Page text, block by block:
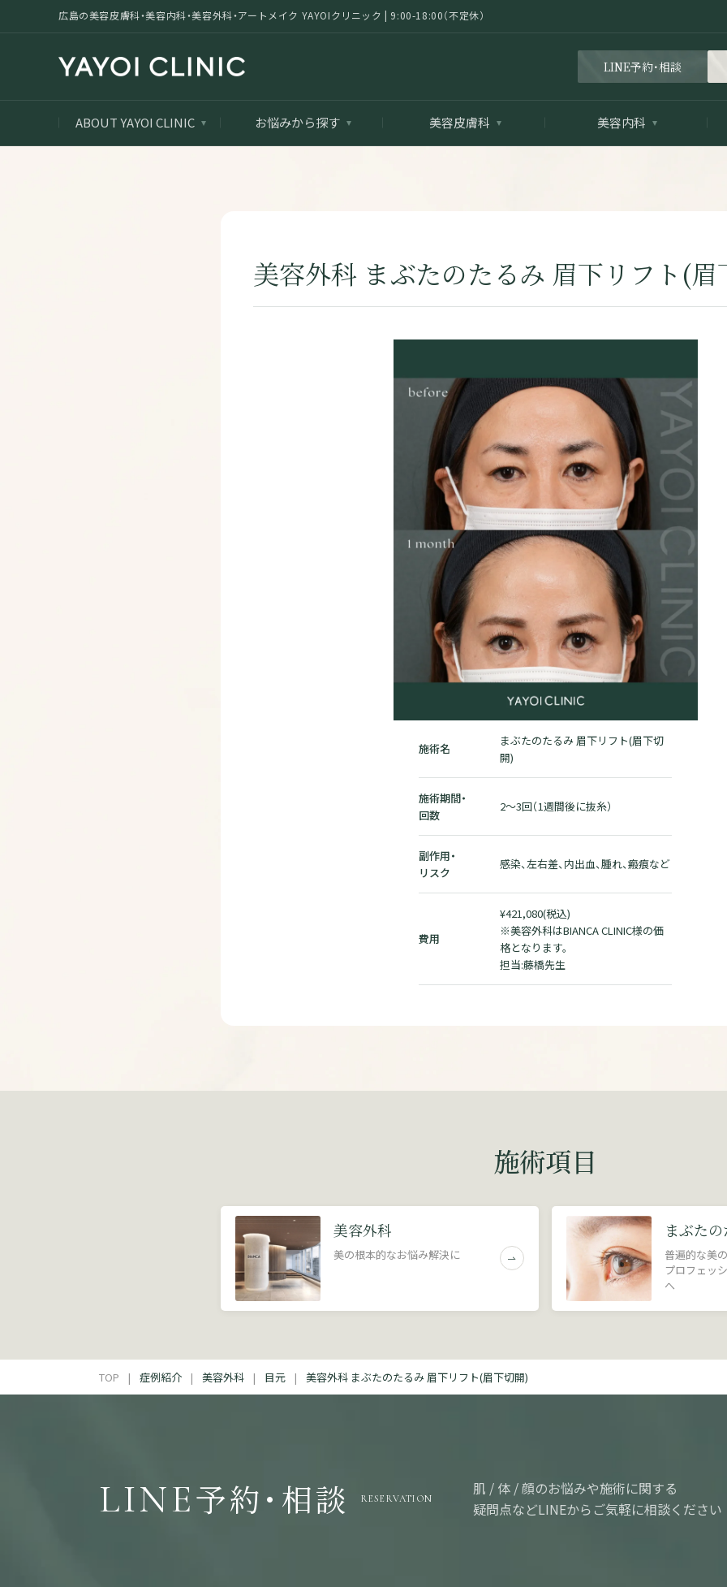
広島の美容皮膚科・美容内科・美容外科・アートメイク YAYOIクリニック | 9:00-18:00（不定休）
LINE予約・相談
ABOUT YAYOI CLINIC お悩みから探す 美容皮膚科 美容内科
美容外科 まぶたのたるみ 眉下リフト(
施術名
まぶたのたるみ 眉下リフト(眉下切
開)
施術期間・
回数
2～3回（1週間後に抜糸）
副作用・
リスク
感染、左右差、内出血、腫れ、瘢痕など
費用
¥421,080(税込)
※美容外科はBIANCA CLINIC様の価
格となります。
担当:藤橋先生
施術項目
美容外科
美の根本的なお悩み解決に
まぶた
普遍的な美
プロフェッ
へ
TOP 症例紹介 美容外科 目元 美容外科 まぶたのたるみ 眉下リフト(眉下切開)
LINE予約・相談 RESERVATION
肌 / 体 / 顔のお悩みや施術に関する
疑問点などLINEからご気軽に相談ください